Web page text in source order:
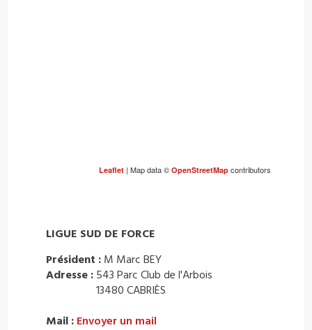
Leaflet| Map data © OpenStreetMapcontributors
LIGUE SUD DE FORCE
Président : M Marc BEY
Adresse : 543 Parc Club de l'Arbois
13480 CABRIÈS
Mail : Envoyer un mail